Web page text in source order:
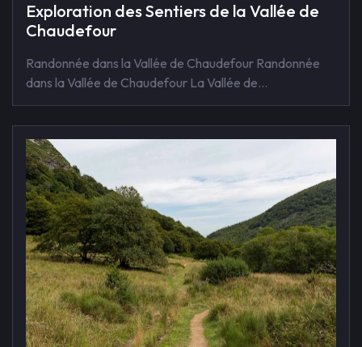
Exploration des Sentiers de la Vallée de
Chaudefour
Randonnée dans la Vallée de Chaudefour Randonnée
dans la Vallée de Chaudefour La Vallée de…